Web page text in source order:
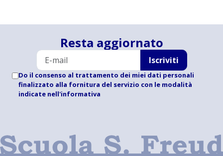
Resta aggiornato
Iscriviti
Do il consenso al trattamento dei miei dati personali
finalizzato alla fornitura del servizio con le modalità
indicate nell'informativa